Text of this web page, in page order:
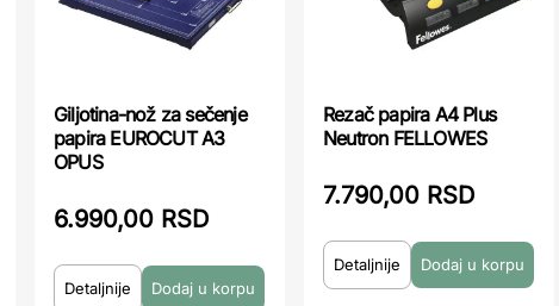
Giljotina-nož za sečenje
papira EUROCUT A3
OPUS
6.990,00 RSD
Detaljnije
Rezač papira A4 Plus
Neutron FELLOWES
7.790,00 RSD
Detaljnije